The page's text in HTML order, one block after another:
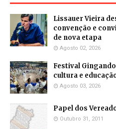
Lissauer Vieira
convenção e
de nova etapa
Agosto 02, 2026
Festival
cultura e
Agosto 03, 2026
Papel dos
Outubro 31, 2011